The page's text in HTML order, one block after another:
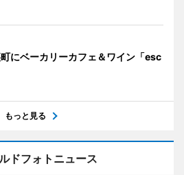
にベーカリーカフェ＆ワイン「esc
もっと見る
ドフォトニュース